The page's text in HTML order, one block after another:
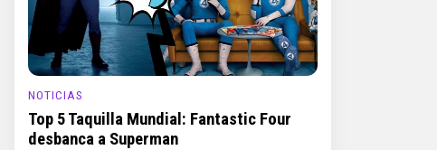
NOTICIAS
Top 5 Taquilla Mundial: Fantastic Four
desbanca a Superman